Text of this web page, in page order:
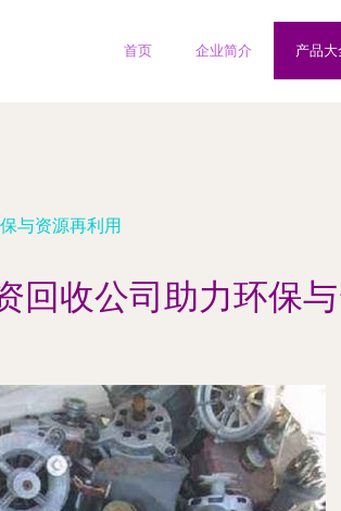
首页 企业简介 产品大
与资源再利用
回收公司助力环保